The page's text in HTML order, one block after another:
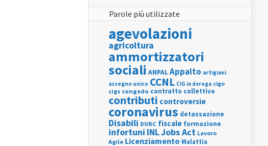
Parole più utilizzate
agevolazioni
agricoltura
ammortizzatori
sociali ANPALAppalto artigiani
assegno unico CCNL CIG in deroga cigo
cigs congedo contratto collettivo
contributi controversie
coronavirus detassazione
Disabili DURC fiscale formazione
infortuni INLJobs Act Lavoro
Agile Licenziamento Malattia